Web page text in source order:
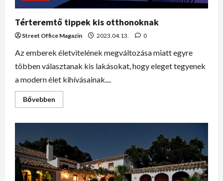
Térteremtő tippek kis otthonoknak
Street Office Magazin 2023.04.13. 0
Az emberek életvitelének megváltozása miatt egyre
többen választanak kis lakásokat, hogy eleget tegyenek
a modern élet kihívásainak....
Bővebben